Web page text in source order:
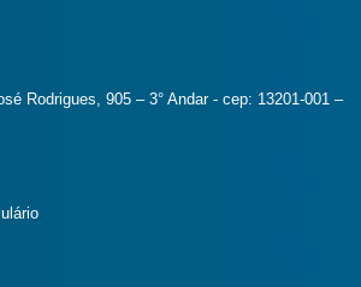
Rodrigues, 905 – 3° Andar - cep: 13201-001 –